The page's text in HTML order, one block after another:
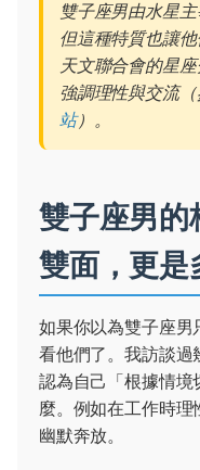
雙子座男由水星
但這種特質也讓
天文聯合會的星
強調理性與交流（
站）。
雙子座男的
雙面，更是
如果你以為雙子座男
看他們了。我訪談過
認為自己「根據情境
麼。例如在工作時
幽默奔放。